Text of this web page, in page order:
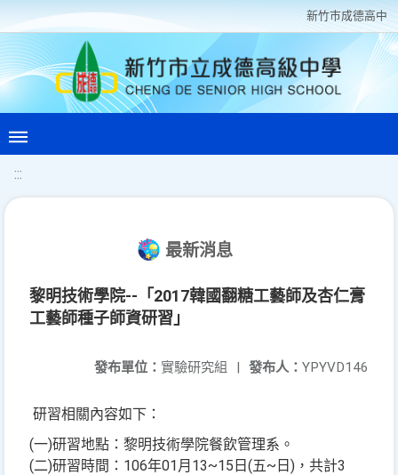
新竹巿成德高中
:::
最新消息
黎明技術學院--「2017韓國翻糖工藝師及杏仁膏
工藝師種子師資研習」
發布人： YPYVD146
發布單位： 實驗研究組 |
研習相關內容如下：
(一)研習地點：黎明技術學院餐飲管理系。
(二)研習時間：106年01月13~15日(五~日)，共計3